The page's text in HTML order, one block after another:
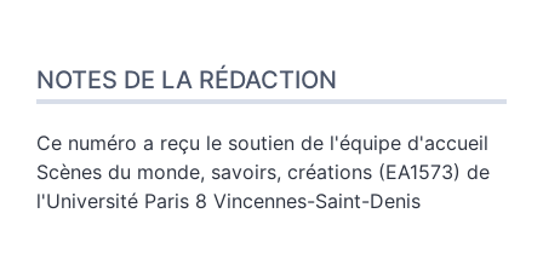
NOTES DE LA RÉDACTION
Ce numéro a reçu le soutien de l'équipe d'accueil
Scènes du monde, savoirs, créations (EA1573) de
l'Université Paris 8 Vincennes-Saint-Denis